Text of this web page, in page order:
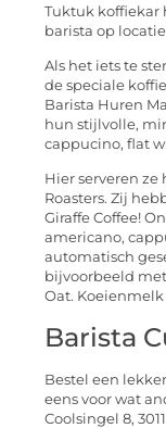
Tuktuk koffiekar
barista op locatie
Als het iets te
de speciale
Barista Huren
hun stijlvolle,
cappucino, flat
Hier serveren
Roasters. Zij
Giraffe Coffee!
americano,
automatisch
bijvoorbeeld
Oat.
Barista
Bestel een
eens voor wat
Coolsingel 8,